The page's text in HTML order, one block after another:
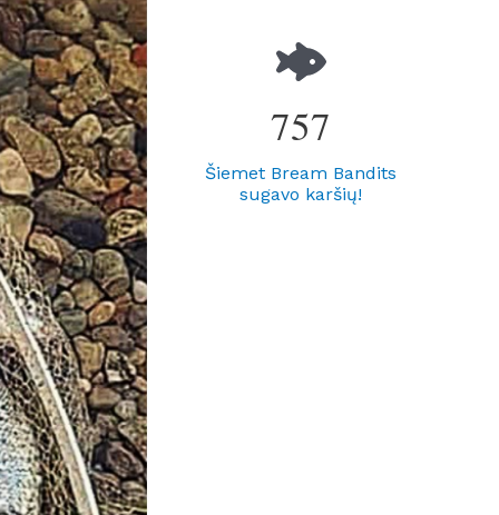
757
Šiemet Bream Bandits
sugavo karšių!